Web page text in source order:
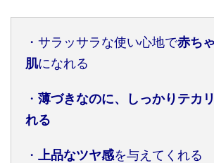
・サラッサラな使い心地で赤ち
肌になれる
・ 薄づきなのに、しっかりテカ
れる
・ 上品なツヤ感を与えてくれる